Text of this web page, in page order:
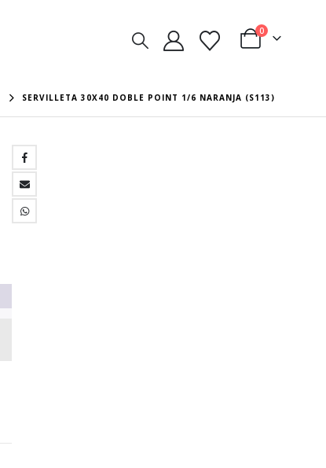
0
SERVILLETA 30X40 DOBLE POINT 1/6 NARANJA (S113)